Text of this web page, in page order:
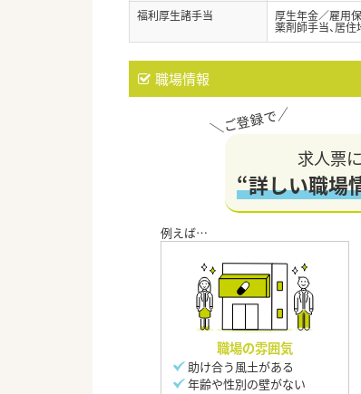
福利厚生諸手当
厚生年金／雇用
薬剤師手当、居
職場情報
求人票
“詳しい職場
職場の雰囲気
助け合う風土がある
年齢や性別の壁がない